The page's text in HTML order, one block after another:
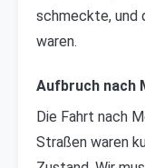
schmeckte, und
waren.
Aufbruch nach
Die Fahrt nach
Straßen waren